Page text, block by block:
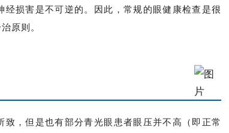
损害是不可逆的。因此，常规的眼健康检查是很
原则。
，但是也有部分青光眼患者眼压并不高（即正常